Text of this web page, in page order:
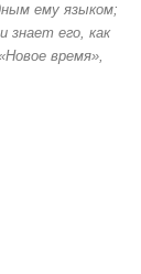
ему языком;
знает его, как
время»,